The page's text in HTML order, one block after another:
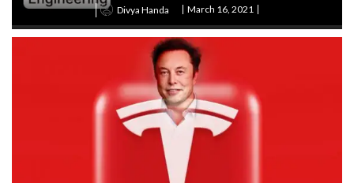
Divya Handa March 16, 2021